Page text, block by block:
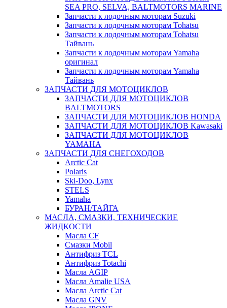
SEA PRO, SELVA, BALTMOTORS MARINE
Запчасти к лодочным моторам Suzuki
Запчасти к лодочным моторам Tohatsu
Запчасти к лодочным моторам Tohatsu
Тайвань
Запчасти к лодочным моторам Yamaha
оригинал
Запчасти к лодочным моторам Yamaha
Тайвань
ЗАПЧАСТИ ДЛЯ МОТОЦИКЛОВ
ЗАПЧАСТИ ДЛЯ МОТОЦИКЛОВ
BALTMOTORS
ЗАПЧАСТИ ДЛЯ МОТОЦИКЛОВ HONDA
ЗАПЧАСТИ ДЛЯ МОТОЦИКЛОВ Kawasaki
ЗАПЧАСТИ ДЛЯ МОТОЦИКЛОВ
YAMAHA
ЗАПЧАСТИ ДЛЯ СНЕГОХОДОВ
Arctic Cat
Polaris
Ski-Doo, Lynx
STELS
Yamaha
БУРАН/ТАЙГА
МАСЛА, СМАЗКИ, ТЕХНИЧЕСКИЕ
ЖИДКОСТИ
Масла CF
Смазки Mobil
Антифриз TCL
Антифриз Totachi
Масла AGIP
Масла Amalie USA
Масла Arctic Cat
Масла GNV